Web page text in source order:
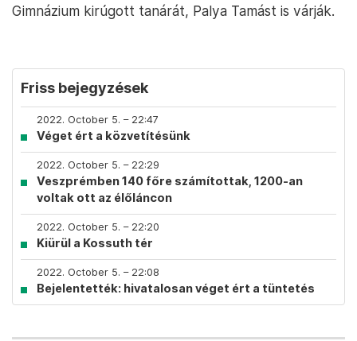
Gimnázium kirúgott tanárát, Palya Tamást is várják.
Friss bejegyzések
2022. October 5. – 22:47
Véget ért a közvetítésünk
2022. October 5. – 22:29
Veszprémben 140 főre számítottak, 1200-an
voltak ott az élőláncon
2022. October 5. – 22:20
Kiürül a Kossuth tér
2022. October 5. – 22:08
Bejelentették: hivatalosan véget ért a tüntetés